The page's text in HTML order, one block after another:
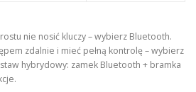
nie nosić kluczy – wybierz Bluetooth.
zdalnie i mieć pełną kontrolę – wybierz
hybrydowy: zamek Bluetooth + bramka